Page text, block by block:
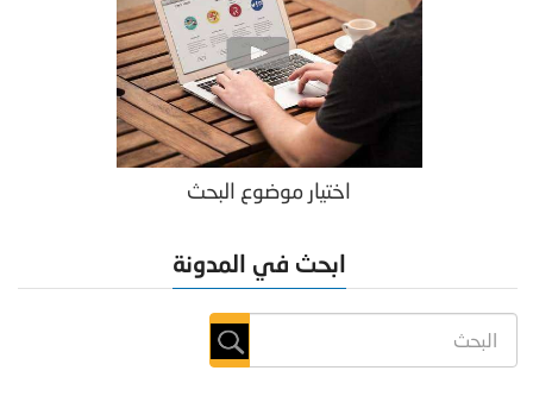
اختيار موضوع البحث
ابحث في المدونة